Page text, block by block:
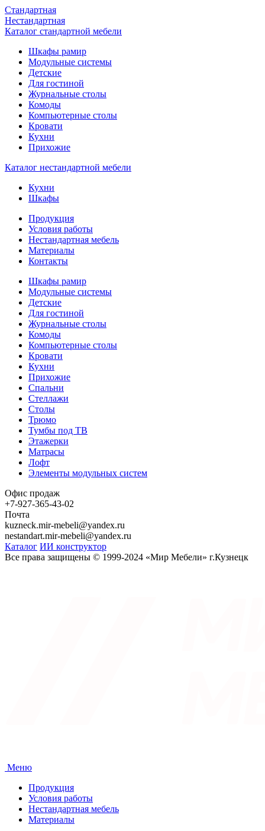
Стандартная
Нестандартная
Каталог стандартной мебели
Шкафы рамир
Модульные системы
Детские
Для гостиной
Журнальные столы
Комоды
Компьютерные столы
Кровати
Кухни
Прихожие
Каталог нестандартной мебели
Кухни
Шкафы
Продукция
Условия работы
Нестандартная мебель
Материалы
Контакты
Шкафы рамир
Модульные системы
Детские
Для гостиной
Журнальные столы
Комоды
Компьютерные столы
Кровати
Кухни
Прихожие
Спальни
Стеллажи
Столы
Трюмо
Тумбы под ТВ
Этажерки
Матрасы
Лофт
Элементы модульных систем
Офис продаж
+7-927-365-43-02
Почта
kuzneck.mir-mebeli@yandex.ru
nestandart.mir-mebeli@yandex.ru
Каталог ИИ конструктор
Все права защищены © 1999-2024 «Мир Мебели» г.Кузнецк
Меню
Продукция
Условия работы
Нестандартная мебель
Материалы